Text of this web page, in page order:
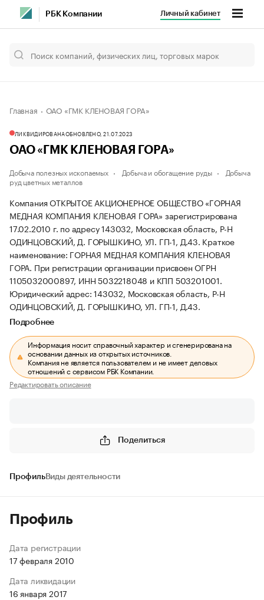
РБК Компании Личный кабинет
Главная ОАО «ГМК КЛЕНОВАЯ ГОРА»
ЛИКВИДИРОВАНАОБНОВЛЕНО, 21.07.2023
ОАО «ГМК КЛЕНОВАЯ ГОРА»
Добыча полезных ископаемых Добыча и обогащение руды
Добыча
руд цветных металлов
Компания ОТКРЫТОЕ АКЦИОНЕРНОЕ ОБЩЕСТВО «ГОРНАЯ
МЕДНАЯ КОМПАНИЯ КЛЕНОВАЯ ГОРА» зарегистрирована
17.02.2010 г. по адресу 143032, Московская область, Р-Н
ОДИНЦОВСКИЙ, Д. ГОРЫШКИНО, УЛ. ГП-1, Д.43. Краткое
наименование: ГОРНАЯ МЕДНАЯ КОМПАНИЯ КЛЕНОВАЯ
ГОРА. При регистрации организации присвоен ОГРН
1105032000897, ИНН 5032218048 и КПП 503201001.
Юридический адрес: 143032, Московская область, Р-Н
ОДИНЦОВСКИЙ, Д. ГОРЫШКИНО, УЛ. ГП-1, Д.43.
Подробнее
Информация носит справочный характер и сгенерирована на
основании данных из открытых источников.
Компания не является пользователем и не имеет деловых
отношений с сервисом РБК Компании.
Редактировать описание
Поделиться
ПрофильВиды деятельности
Профиль
Дата регистрации
17 февраля 2010
Дата ликвидации
16 января 2017